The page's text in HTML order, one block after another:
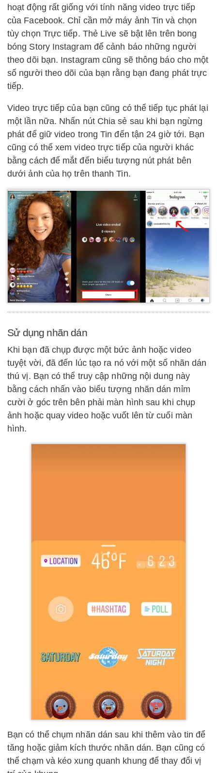
hoạt động rất giống với tính năng video trực tiếp
của Facebook. Chỉ cần mở máy ảnh Tin và chọn
tùy chọn Trực tiếp. Thẻ Live sẽ bật lên trên bong
bóng Story Instagram để cảnh báo những người
theo dõi bạn. Instagram cũng sẽ thông báo cho một
số người theo dõi của bạn rằng bạn đang phát trực
tiếp.
Video trực tiếp của bạn cũng có thể tiếp tục phát lại
một lần nữa. Nhấn nút Chia sẻ sau khi bạn ngừng
phát để giữ video trong Tin đến tận 24 giờ tới. Bạn
cũng có thể xem video trực tiếp của người khác
bằng cách để mắt đến biểu tượng nút phát bên
dưới ảnh của họ trên thanh Tin.
Sử dụng nhãn dán
Khi bạn đã chụp được một bức ảnh hoặc video
tuyệt vời, đã đến lúc tạo ra nó với một số nhãn dán
thú vị. Bạn có thể truy cập những nội dung này
bằng cách nhấn vào biểu tượng nhãn dán mỉm
cười ở góc trên bên phải màn hình sau khi chụp
ảnh hoặc quay video hoặc vuốt lên từ cuối màn
hình.
Bạn có thể chụm nhãn dán sau khi thêm vào tin để
tăng hoặc giảm kích thước nhãn dán. Bạn cũng có
thể chạm và kéo xung quanh khung để thay đổi vị